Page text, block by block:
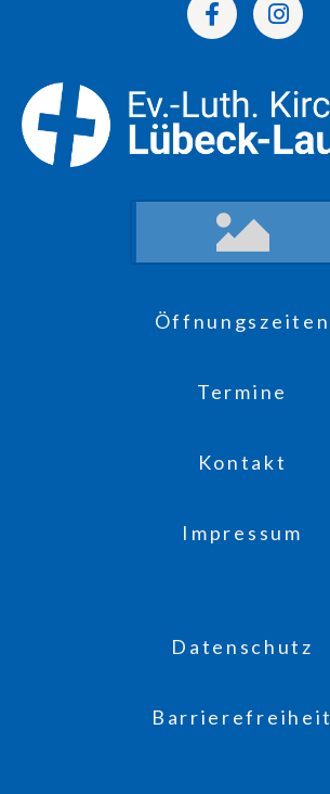
Öffnungszeiten
Termine
Kontakt
Impressum
Datenschutz
Barrierefreiheit